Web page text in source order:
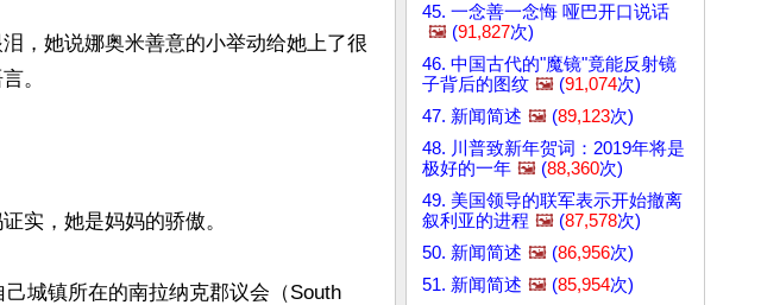
，她说娜奥米善意的小举动给她上了很
。
实，她是妈妈的骄傲。
城镇所在的南拉纳克郡议会（South
45. 一念善一念悔 哑巴开口说话
🖼️ (91,827次)
46. 中国古代的"魔镜"竟能反射镜
子背后的图纹 🖼️ (91,074次)
47. 新闻简述 🖼️ (89,123次)
48. 川普致新年贺词：2019年将是
极好的一年 🖼️ (88,360次)
49. 美国领导的联军表示开始撤离
叙利亚的进程 🖼️ (87,578次)
50. 新闻简述 🖼️ (86,956次)
51. 新闻简述 🖼️ (85,954次)